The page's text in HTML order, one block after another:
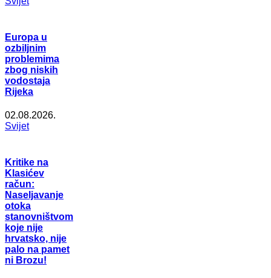
Europa u
ozbiljnim
problemima
zbog niskih
vodostaja
Rijeka
02.08.2026.
Svijet
Kritike na
Klasićev
račun:
Naseljavanje
otoka
stanovništvom
koje nije
hrvatsko, nije
palo na pamet
ni Brozu!